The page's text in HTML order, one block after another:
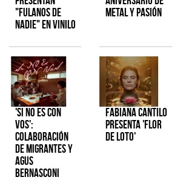
"Fulanos de
Nadie" en vinilo
metal y pasión
'Si No Es Con
Vos':
colaboración
de Migrantes y
Agus
Bernasconi
Fabiana Cantilo
presenta 'Flor
de Loto'